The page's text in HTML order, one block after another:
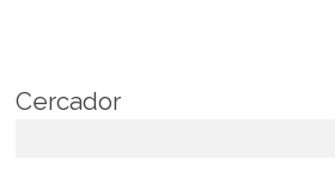
Cercador